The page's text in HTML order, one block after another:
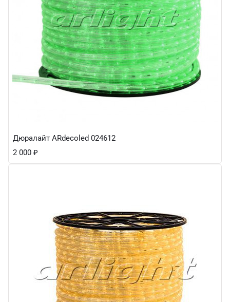
Дюралайт ARdecoled 024612
2 000 ₽